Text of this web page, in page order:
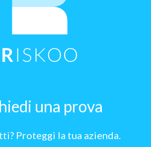
una prova
Proteggi la tua azienda.